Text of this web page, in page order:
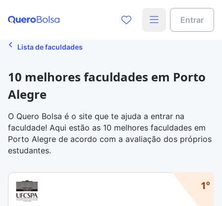
Entrar
Lista de faculdades
10 melhores faculdades em Porto
Alegre
O Quero Bolsa é o site que te ajuda a entrar na
faculdade! Aqui estão as 10 melhores faculdades em
Porto Alegre de acordo com a avaliação dos próprios
estudantes.
1º